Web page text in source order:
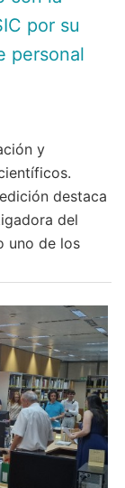
por su
personal
y
destaca
del
uno de los